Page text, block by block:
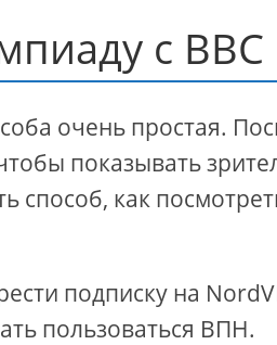
с BBC
очень простая.
показывать
способ, как
подписку на
пользоваться ВПН.